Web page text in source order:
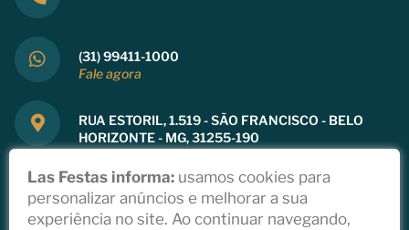
(31) 99411-1000
Fale agora
RUA ESTORIL, 1.519 - SÃO FRANCISCO - BELO
HORIZONTE - MG, 31255-190
Las Festas informa: usamos cookies para
personalizar anúncios e melhorar a sua
experiência no site. Ao continuar navegando,